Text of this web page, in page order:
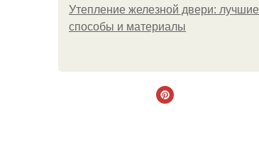
Утепление железной двери: лучшие
способы и материалы